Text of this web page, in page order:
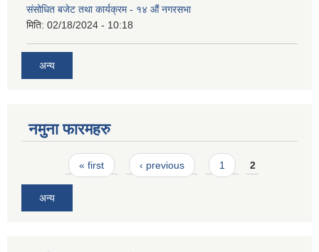
संसोधित बजेट तथा कार्यक्रम - १४ औं नगरसभा
मिति: 02/18/2024 - 10:18
अन्य
नमुना फारमहरु
Pages« first ‹ previous 1 2
अन्य